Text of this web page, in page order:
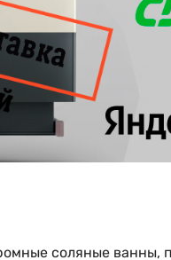
соляные ванны,